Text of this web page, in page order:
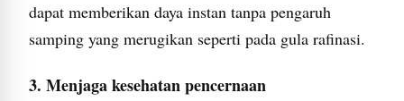
dapat memberikan daya instan tanpa pengaruh
samping yang merugikan seperti pada gula rafinasi.
3. Menjaga kesehatan pencernaan